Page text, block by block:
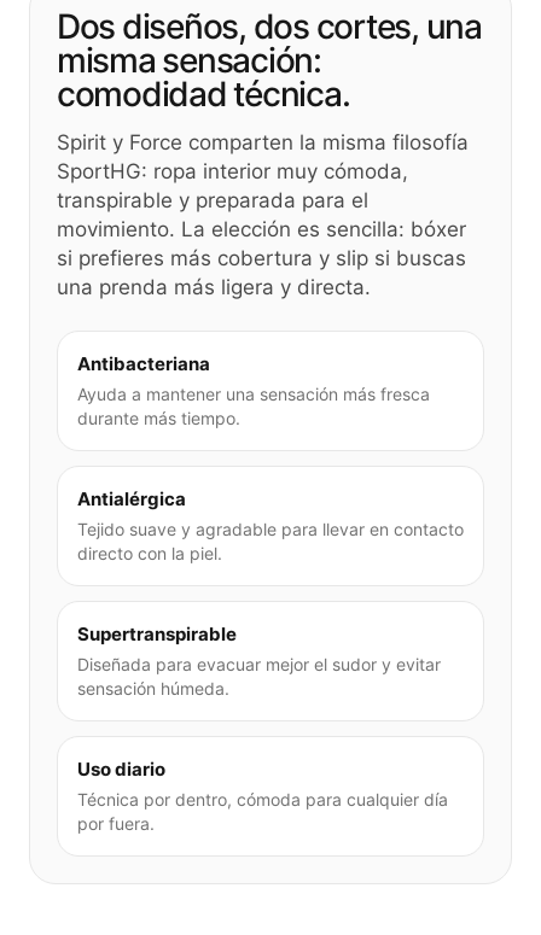
Dos diseños, dos cortes, una
misma sensación:
comodidad técnica.
Spirit y Force comparten la misma filosofía
SportHG: ropa interior muy cómoda,
transpirable y preparada para el
movimiento. La elección es sencilla: bóxer
si prefieres más cobertura y slip si buscas
una prenda más ligera y directa.
Antibacteriana
Ayuda a mantener una sensación más fresca
durante más tiempo.
Antialérgica
Tejido suave y agradable para llevar en contacto
directo con la piel.
Supertranspirable
Diseñada para evacuar mejor el sudor y evitar
sensación húmeda.
Uso diario
Técnica por dentro, cómoda para cualquier día
por fuera.